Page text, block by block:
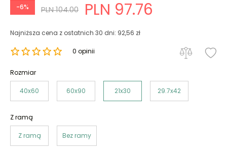
-6% PLN 104.00 PLN 97.76
Najniższa cena z ostatnich 30 dni: 92,56 zł
0 opinii
Rozmiar
40x60 60x90 21x30 29.7x42
Z ramą
Z ramą Bez ramy